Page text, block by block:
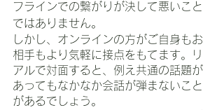
フラインでの繋がりが決して悪いこと
ではありません。
しかし、オンラインの方がご自身もお
相手もより気軽に接点をもてます。リ
アルで対面すると、例え共通の話題が
あってもなかなか会話が弾まないこと
があるでしょう。